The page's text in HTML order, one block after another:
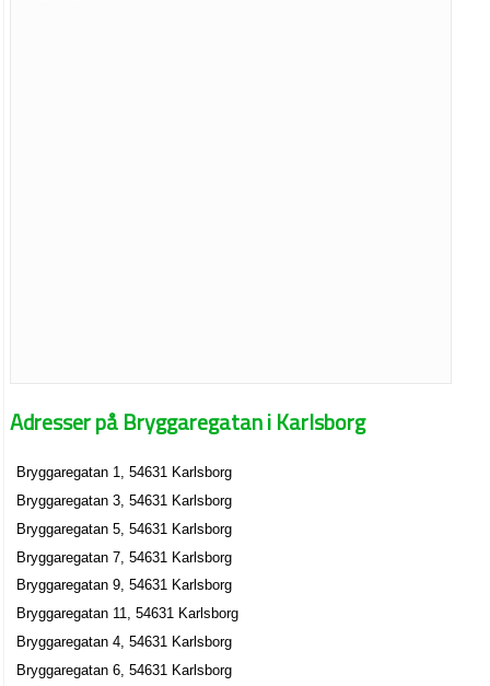
Adresser på Bryggaregatan i Karlsborg
Bryggaregatan 1, 54631 Karlsborg
Bryggaregatan 3, 54631 Karlsborg
Bryggaregatan 5, 54631 Karlsborg
Bryggaregatan 7, 54631 Karlsborg
Bryggaregatan 9, 54631 Karlsborg
Bryggaregatan 11, 54631 Karlsborg
Bryggaregatan 4, 54631 Karlsborg
Bryggaregatan 6, 54631 Karlsborg